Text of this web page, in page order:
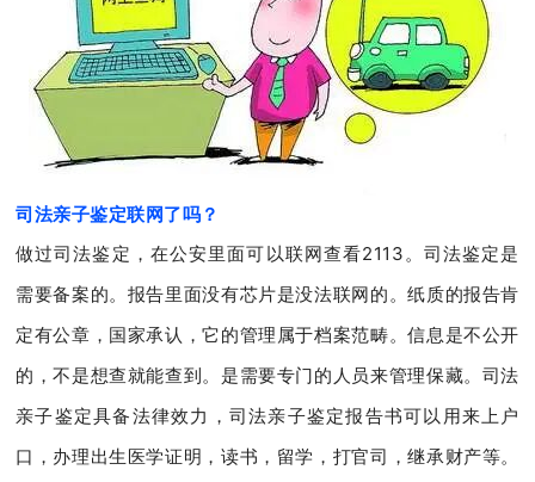
司法亲子鉴定联网了吗？
做过司法鉴定，在公安里面可以联网查看2113。司法鉴定是
需要备案的。报告里面没有芯片是没法联网的。纸质的报告肯
定有公章，国家承认，它的管理属于档案范畴。信息是不公开
的，不是想查就能查到。是需要专门的人员来管理保藏。司法
亲子鉴定具备法律效力，司法亲子鉴定报告书可以用来上户
口，办理出生医学证明，读书，留学，打官司，继承财产等。